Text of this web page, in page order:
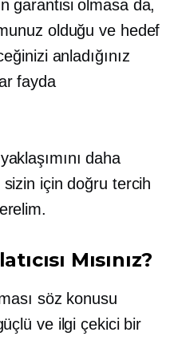
garantisi olmasa da,
olduğu ve hedef
anladığınız
fayda
daha
için doğru tercih
Mısınız?
söz konusu
ve ilgi çekici bir